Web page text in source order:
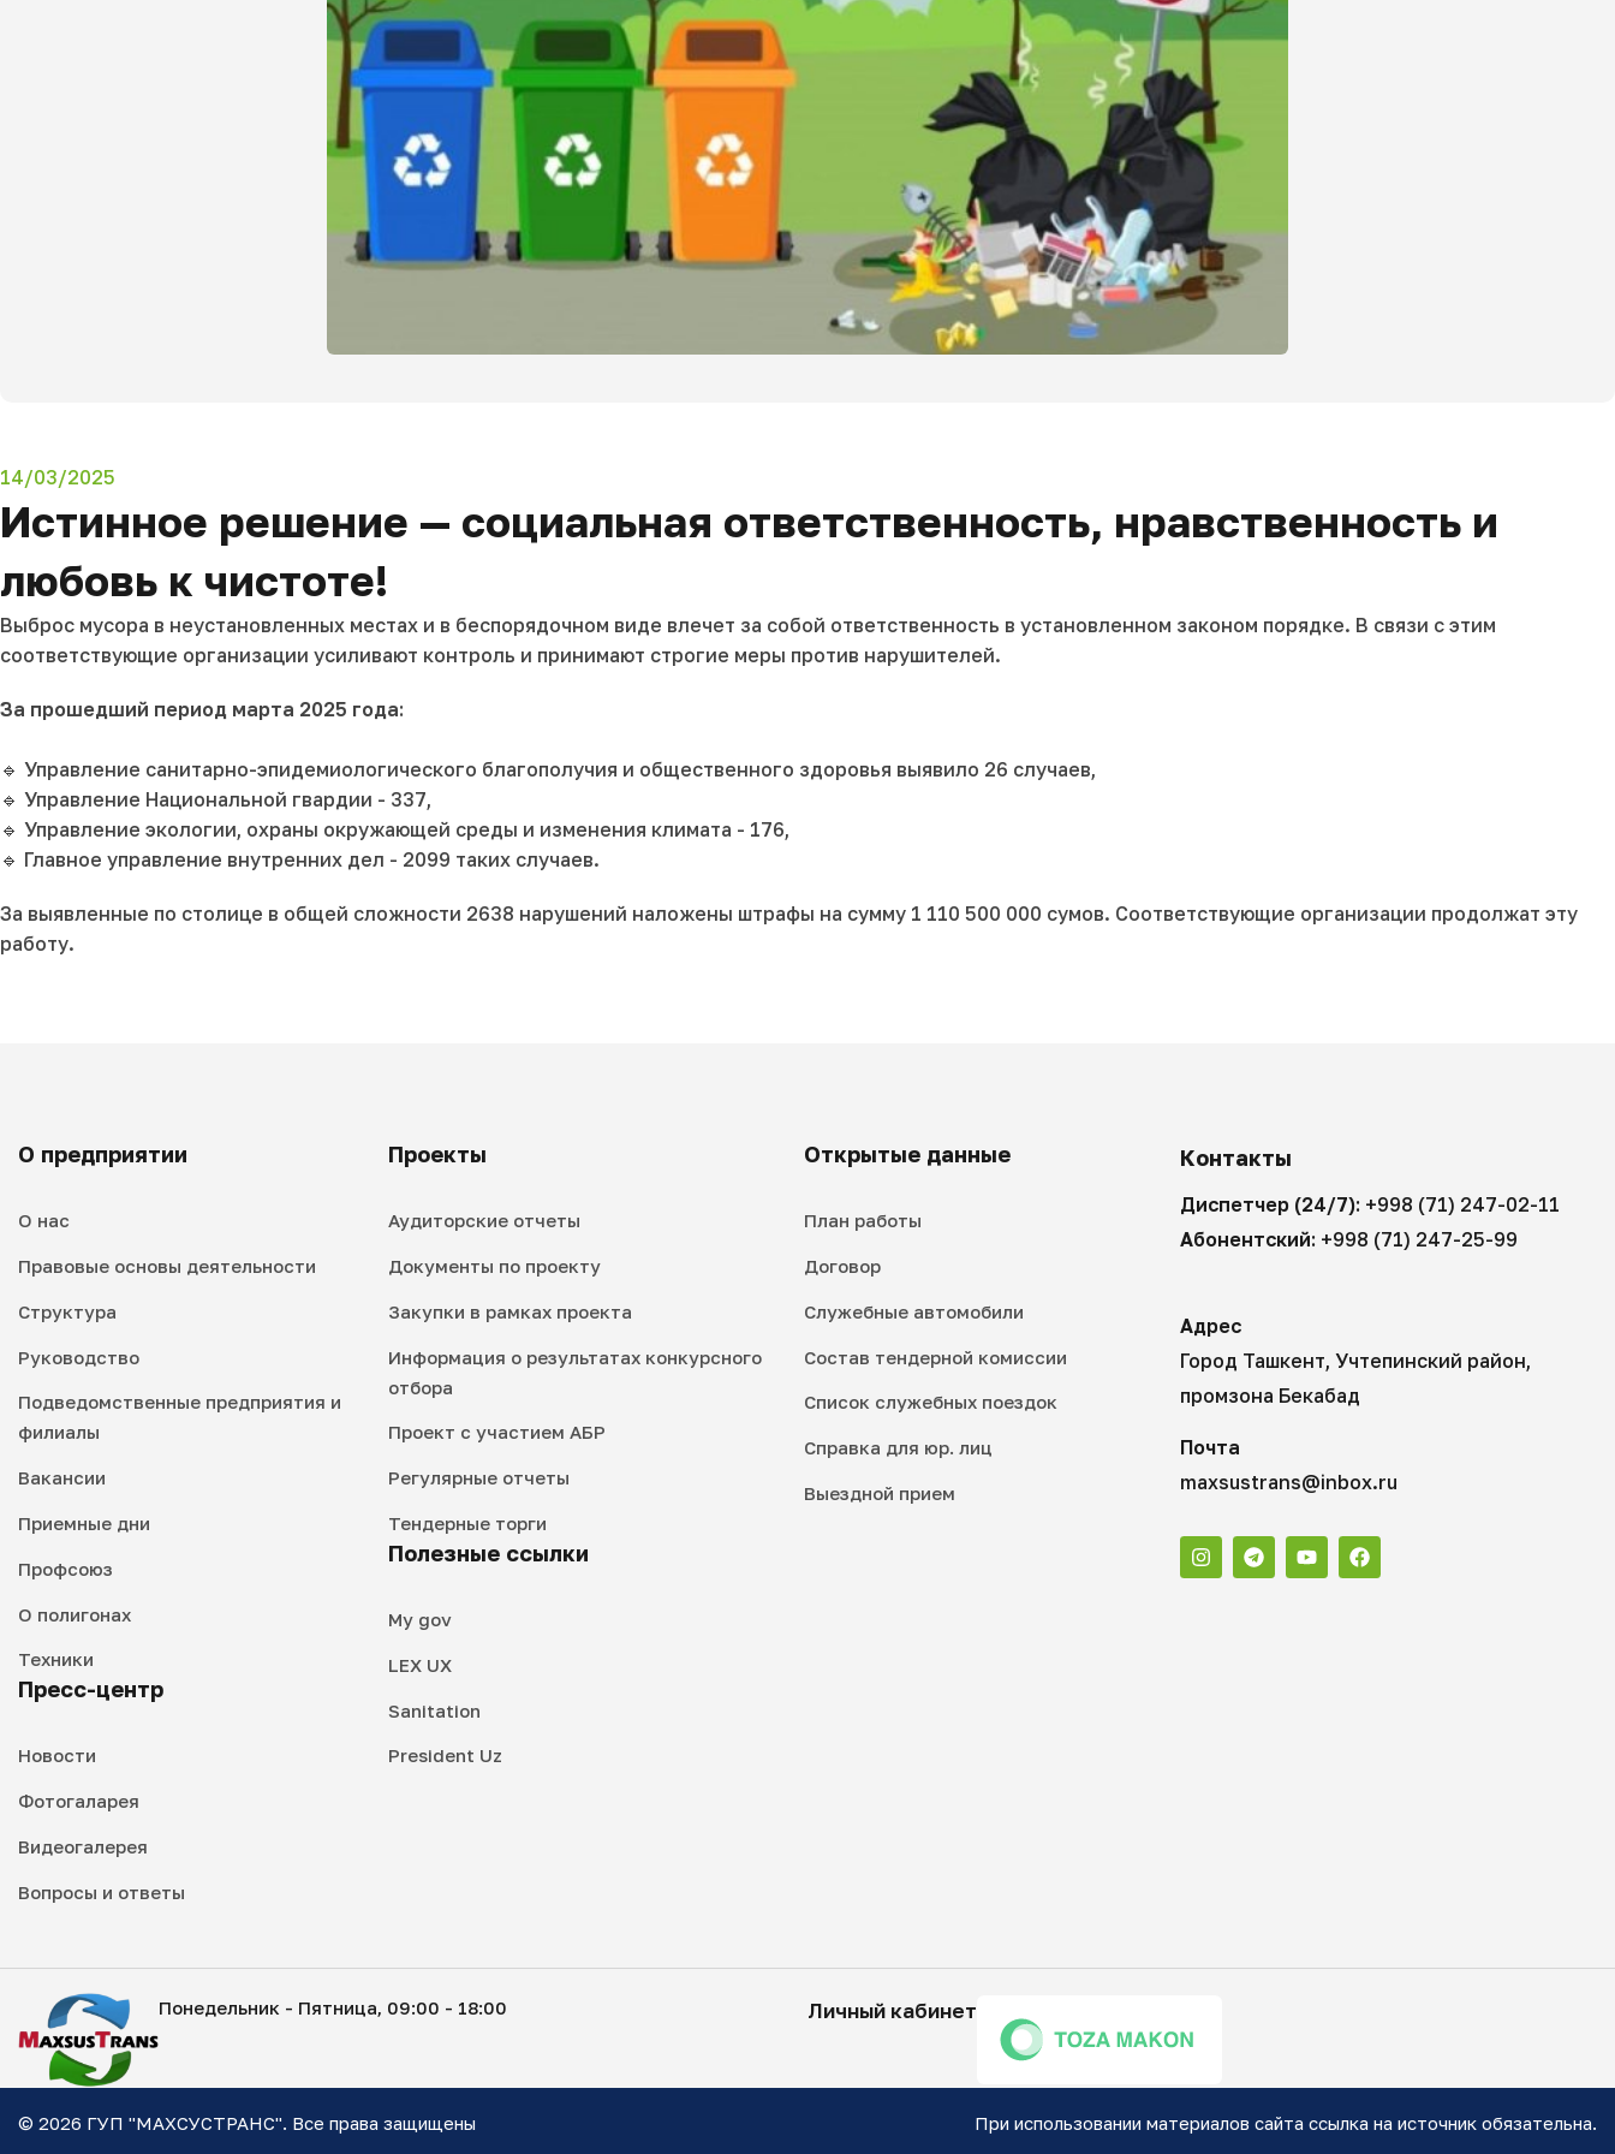
14/03/2025
Истинное решение — социальная ответственность, нравственность и
любовь к чистоте!
Выброс мусора в неустановленных местах и в беспорядочном виде влечет за собой ответственность в установленном законом порядке. В связи с этим
соответствующие организации усиливают контроль и принимают строгие меры против нарушителей.
За прошедший период марта 2025 года:
🔹 Управление санитарно-эпидемиологического благополучия и общественного здоровья выявило 26 случаев,
🔹 Управление Национальной гвардии - 337,
🔹 Управление экологии, охраны окружающей среды и изменения климата - 176,
🔹 Главное управление внутренних дел - 2099 таких случаев.
За выявленные по столице в общей сложности 2638 нарушений наложены штрафы на сумму 1 110 500 000 сумов. Соответствующие организации продолжат эту
работу.
О предприятии
О нас
Правовые основы деятельности
Структура
Руководство
Подведомственные предприятия и
филиалы
Вакансии
Приемные дни
Профсоюз
О полигонах
Техники
Пресс-центр
Новости
Фотогаларея
Видеогалерея
Вопросы и ответы
Проекты
Аудиторские отчеты
Документы по проекту
Закупки в рамках проекта
Информация о результатах конкурсного
отбора
Проект с участием АБР
Регулярные отчеты
Тендерные торги
Полезные ссылки
My gov
LEX UX
Sanitation
President Uz
Открытые данные
План работы
Договор
Служебные автомобили
Состав тендерной комиссии
Список служебных поездок
Справка для юр. лиц
Выездной прием
Контакты
Диспетчер (24/7): +998 (71) 247-02-11
Абонентский: +998 (71) 247-25-99
Адрес
Город Ташкент, Учтепинский район,
промзона Бекабад
Почта
maxsustrans@inbox.ru
Понедельник - Пятница, 09:00 - 18:00 Личный кабинет
© 2026 ГУП "МАХСУСТРАНС". Все права защищены При использовании материалов сайта ссылка на источник обязательна.